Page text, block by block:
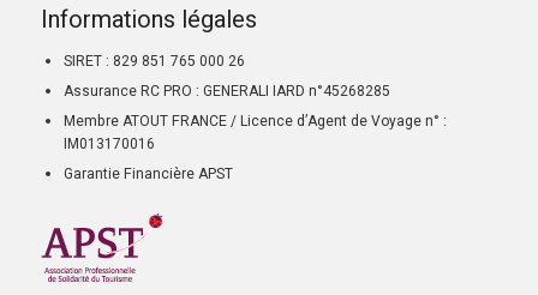
Informations légales
SIRET : 829 851 765 000 26
Assurance RC PRO : GENERALI IARD n°45268285
Membre ATOUT FRANCE / Licence d’Agent de Voyage n° :
IM013170016
Garantie Financière APST